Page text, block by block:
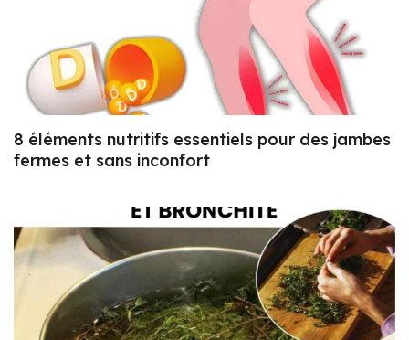
8 éléments nutritifs essentiels pour des jambes
fermes et sans inconfort